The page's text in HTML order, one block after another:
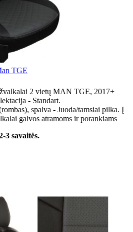
TGE
2 vietų MAN TGE, 2017+
- Standart.
spalva - Juoda/tamsiai pilka. Į
galvos atramoms ir porankiams
3 savaitės.